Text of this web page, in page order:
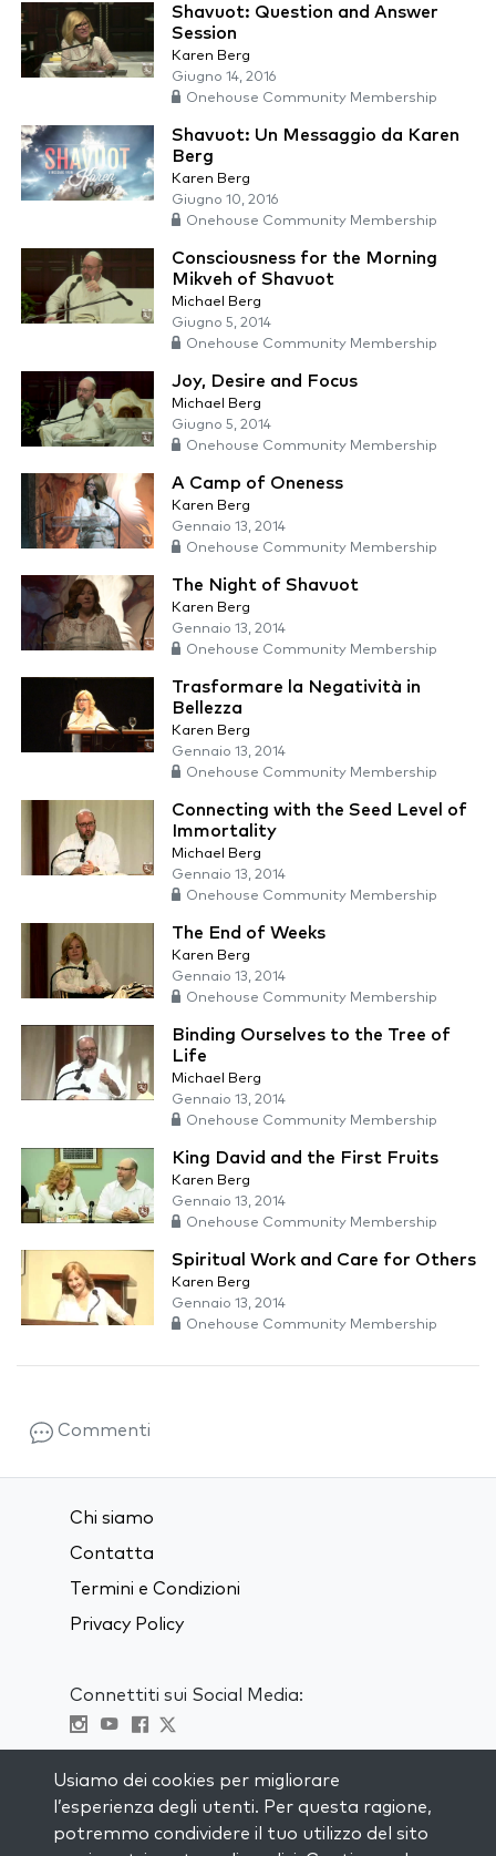
Shavuot: Question and Answer
Session
Karen Berg
Giugno 14, 2016
Onehouse Community Membership
Shavuot: Un Messaggio da Karen
Berg
Karen Berg
Giugno 10, 2016
Onehouse Community Membership
Consciousness for the Morning
Mikveh of Shavuot
Michael Berg
Giugno 5, 2014
Onehouse Community Membership
Joy, Desire and Focus
Michael Berg
Giugno 5, 2014
Onehouse Community Membership
A Camp of Oneness
Karen Berg
Gennaio 13, 2014
Onehouse Community Membership
The Night of Shavuot
Karen Berg
Gennaio 13, 2014
Onehouse Community Membership
Trasformare la Negatività in
Bellezza
Karen Berg
Gennaio 13, 2014
Onehouse Community Membership
Connecting with the Seed Level of
Immortality
Michael Berg
Gennaio 13, 2014
Onehouse Community Membership
The End of Weeks
Karen Berg
Gennaio 13, 2014
Onehouse Community Membership
Binding Ourselves to the Tree of
Life
Michael Berg
Gennaio 13, 2014
Onehouse Community Membership
King David and the First Fruits
Karen Berg
Gennaio 13, 2014
Onehouse Community Membership
Spiritual Work and Care for Others
Karen Berg
Gennaio 13, 2014
Onehouse Community Membership
Commenti
Chi siamo
Contatta
Termini e Condizioni
Privacy Policy
Connettiti sui Social Media:
RIMANI AGGIORNATO
Usiamo dei cookies per migliorare
l’esperienza degli utenti. Per questa ragione,
potremmo condividere il tuo utilizzo del sito